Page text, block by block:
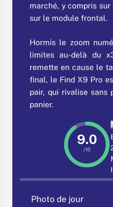
9.0
/10
marché, y compris
sur le module frontal.
Hormis le zoom
limites au-delà du
remette en cause le
final, le Find X9 Pro
pair, qui rivalise sans
panier.
Photo de jour